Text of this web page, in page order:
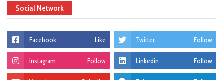
Social Network
Facebook Like Twitter Follow
Instagram Follow Linkedin Follow